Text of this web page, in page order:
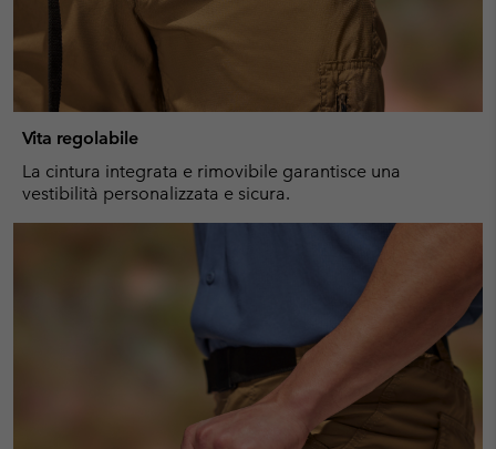
Vita regolabile
La cintura integrata e rimovibile garantisce una
vestibilità personalizzata e sicura.